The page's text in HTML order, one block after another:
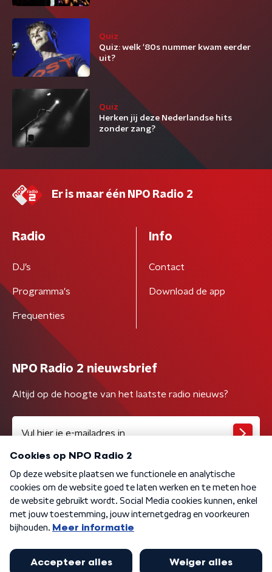
Quiz
Quiz: welk '80s nummer kwam eerder
uit?
Quiz
Herken jij deze Nederlandse hits
zonder zang?
Er is maar één NPO Radio 2
Radio
DJ’s
Programma's
Frequenties
Info
Contact
Download de app
NPO Radio 2 nieuwsbrief
Altijd op de hoogte van het laatste radio nieuws?
Algemene voorwaarden